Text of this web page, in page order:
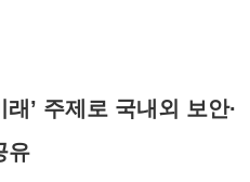
’ 주제로 국내외 보안·
유